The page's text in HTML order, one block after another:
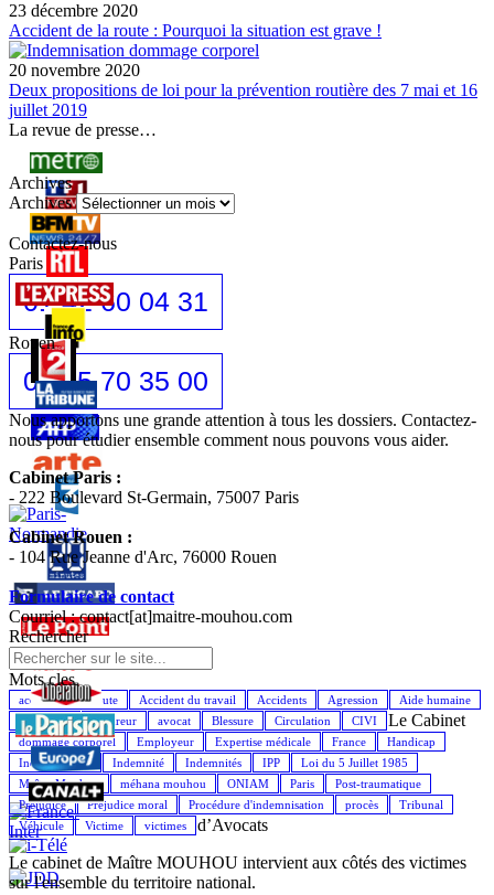
23 décembre 2020
Accident de la route : Pourquoi la situation est grave !
20 novembre 2020
Deux propositions de loi pour la prévention routière des 7 mai et 16
juillet 2019
La revue de presse…
Archives
Archives
Contactez-nous
Paris
01 42 60 04 31
Rouen
02 35 70 35 00
Nous apportons une grande attention à tous les dossiers. Contactez-
nous pour étudier ensemble comment nous pouvons vous aider.
Cabinet Paris :
- 222 Boulevard St-Germain, 75007 Paris
Cabinet Rouen :
- 104 Rue Jeanne d'Arc, 76000 Rouen
Formulaire de contact
Courriel : contact[at]maitre-mouhou.com
Rechercher
Mots cles
accident de la route Accident du travail Accidents Agression
Aide humaine
Assistance
Assureur avocat Blessure Circulation
CIVI
dommage corporel
Employeur Expertise médicale France
Handicap
Indemnisation
Indemnité Indemnités IPP
Loi du 5 Juillet 1985
Maître Mouhou
méhana mouhou ONIAM Paris
Post-traumatique
Préjudice
Préjudice moral Procédure d'indemnisation procès
Tribunal
Véhicule
Victime victimes
Le Cabinet
d’Avocats
Le cabinet de Maître MOUHOU intervient aux côtés des victimes
sur l'ensemble du territoire national.